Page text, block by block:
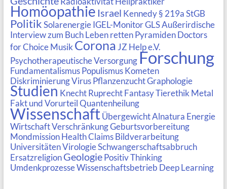
Homöopathie Israel Kennedy § 219a StGB
PolitikSolarenergie IGEL-MonitorGLSAußerirdische
Interview zum Buch Leben retten Pyramiden Doctors
for Choice Musik Corona JZ Help e.V.
Psychotherapeutische Versorgung Forschung
Fundamentalismus Populismus Kometen
DiskriminierungVirus PflanzenzuchtGraphologie
Studien Knecht Ruprecht FantasyTierethik Metal
Fakt und VorurteilQuantenheilung
Wissenschaft ÜbergewichtAlnatura Energie
WirtschaftVerschränkungGeburtsvorbereitung
Mondmission Health Claims Bildverarbeitung
UniversitätenVirologieSchwangerschaftsabbruch
Ersatzreligion Geologie Positiv Thinking
UmdenkprozesseWissenschaftsbetrieb Deep Learning